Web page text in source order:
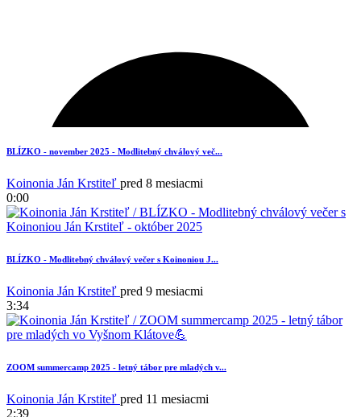
1
BLÍZKO - november 2025 - Modlitebný chválový več...
Koinonia Ján Krstiteľ pred 8 mesiacmi
0:00
BLÍZKO - Modlitebný chválový večer s Koinoniou J...
Koinonia Ján Krstiteľ pred 9 mesiacmi
3:34
ZOOM summercamp 2025 - letný tábor pre mladých v...
Koinonia Ján Krstiteľ pred 11 mesiacmi
2:39